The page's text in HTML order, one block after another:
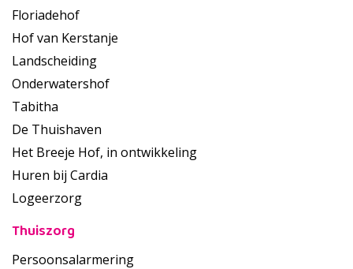
Floriadehof
Hof van Kerstanje
Landscheiding
Onderwatershof
Tabitha
De Thuishaven
Het Breeje Hof, in ontwikkeling
Huren bij Cardia
Logeerzorg
Thuiszorg
Persoonsalarmering